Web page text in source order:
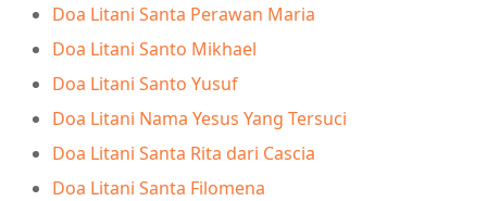
Doa Litani Santa Perawan Maria
Doa Litani Santo Mikhael
Doa Litani Santo Yusuf
Doa Litani Nama Yesus Yang Tersuci
Doa Litani Santa Rita dari Cascia
Doa Litani Santa Filomena